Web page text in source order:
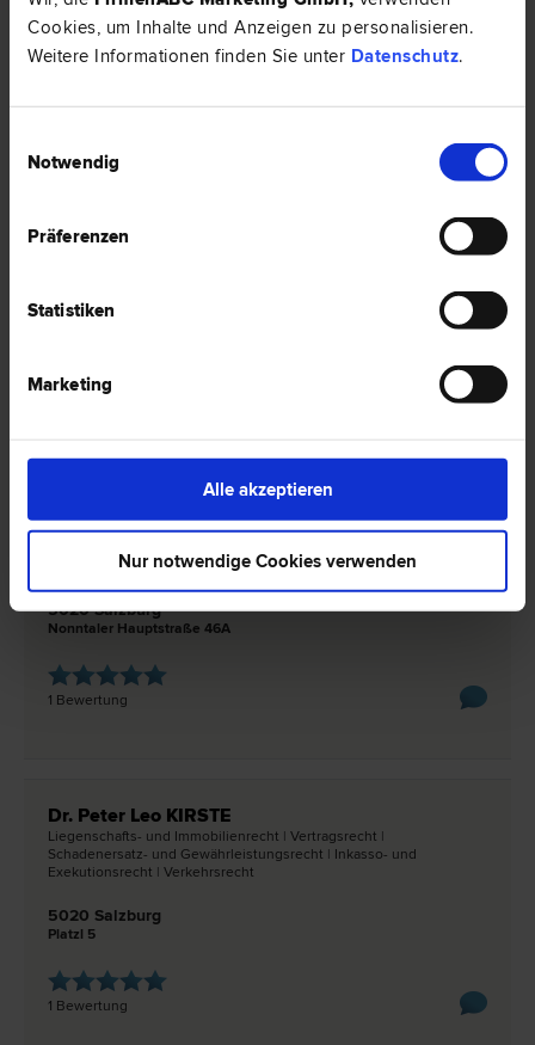
Cookies, um Inhalte und Anzeigen zu personalisieren.
Weitere Informationen finden Sie unter Datenschutz.
Notwendig
Präferenzen
Statistiken
Marketing
Alle akzeptieren
Nur notwendige Cookies verwenden
5020 Salzburg
Fürstenallee 17
Dr. Gabriela SCHRENK
5020 Salzburg
Dr. Judith BEISKAMMER
recht | Vertrags­recht
5020 Salzburg
Nonntaler Hauptstraße 46A
1 Bewertung
Dr. Peter Leo KIRSTE
Liegenschafts- und Immobilien­recht | Vertrags­recht |
Schadenersatz- und Gewährleistungs­recht | Inkasso- und
Exekutions­recht | Verkehrs­recht
5020 Salzburg
Platzl 5
1 Bewertung